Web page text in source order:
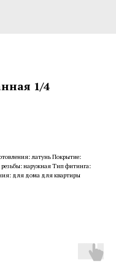
1/4
латунь Покрытие:
наружная Тип фитинга:
для дома для квартиры